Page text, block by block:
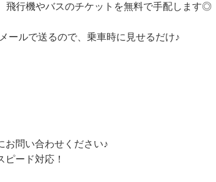
飛行機やバスのチケットを無料で手配します◎
ールで送るので、乗車時に見せるだけ♪
問い合わせください♪
ピード対応！